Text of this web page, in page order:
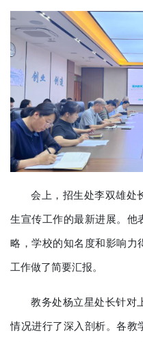
会上，招生处李双雄处
生宣传工作的最新进展。他
略，学校的知名度和影响力
工作做了简要汇报。
教务处杨立星处长针对
情况进行了深入剖析。各教